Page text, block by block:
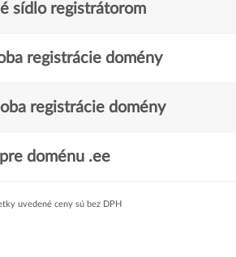
sídlo registrátorom
registrácie domény
registrácie domény
doménu .ee
uvedené ceny sú bez DPH